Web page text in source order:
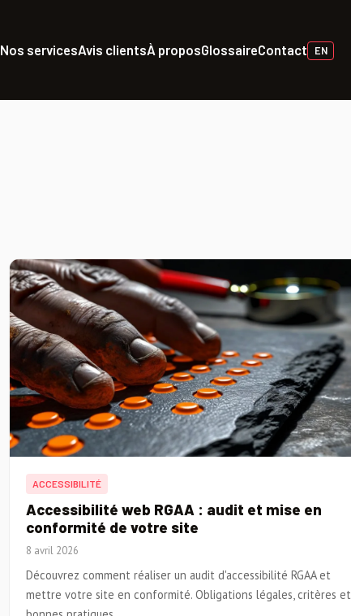
Nos servicesAvis clientsÀ proposGlossaireContact EN
ACCESSIBILITÉ
Accessibilité web RGAA : audit et mise en
conformité de votre site
8 avril 2026
Découvrez comment réaliser un audit d'accessibilité RGAA et
mettre votre site en conformité. Obligations légales, critères et